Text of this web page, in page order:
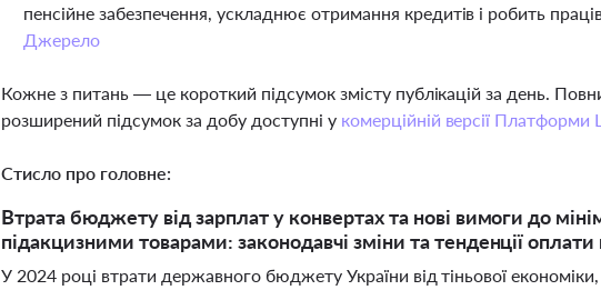
пенсійне забезпечення, ускладнює отримання кредитів і робить
Джерело
Кожне з питань — це короткий підсумок змісту публікацій за день.
розширений підсумок за добу доступні у комерційній версії Платформи
Стисло про головне:
Втрата бюджету від зарплат у конвертах та нові вимоги до
підакцизними товарами: законодавчі зміни та тенденції
У 2024 році втрати державного бюджету України від тіньової